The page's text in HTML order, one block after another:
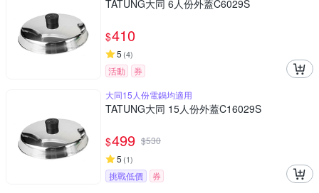
TATUNG大同 6人份外蓋C6029S
$410
5 (4)
活動
券
大同15人份電鍋均適用
TATUNG大同 15人份外蓋C16029S
$499 $530
5 (1)
挑戰低價
券